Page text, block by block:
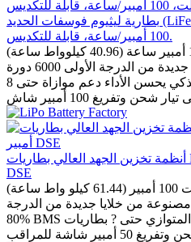
بطارية ليثيوم فوسفات الحديد (LiFePO4) عالية الجهد، 409.6 فولت،
100 أمبير/ساعة، قابلة للتكديس.
القدرة المقدرة 409.6 فولت 100 أمبير ساعة (40.96 كيلوواط ساعة)
مصنوع من خلايا جديدة من الدرجة الأولى 6000 دورة @DOD 80%
نظام إدارة البطاريات الذكي يحسن الأداء دعم موازاة حتى 8
أنظمة تخزين الجهد العالي بطاريات LiFePO4 614.4 فولت 100 أمبير
DSE
الطاقة المقدرة 614.4 فولت 100 أمبير (61.44 كيلو واط ساعة)
مصنوعة من خلايا جديدة من الدرجة A >6000 دورة عند عمق تفريغ
80% BMS ذكي يحسن الأداء دعم التوصيل المتوازي حتى ? بطاريات